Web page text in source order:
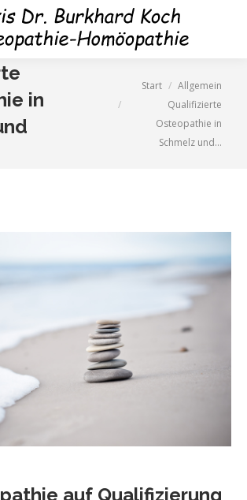
in
Sie befinden sich hier:
Start
Allgemein
Qualifizierte
Osteopathie in
Schmelz und…
auf Qualifizierung